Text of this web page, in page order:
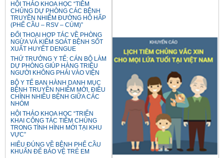
HỘI THẢO KHOA HỌC “TIÊM
CHỦNG DỰ PHÒNG CÁC BỆNH
TRUYỀN NHIỄM ĐƯỜNG HÔ HẤP
(PHẾ CẦU – RSV – CÚM)”
ĐỐI THOẠI HỢP TÁC VỀ PHÒNG
NGỪA VÀ KIỂM SOÁT BỆNH SỐT
XUẤT HUYẾT DENGUE
THỨ TRƯỞNG Y TẾ: CÁN BỘ LÀM
DỰ PHÒNG GIÚP HÀNG TRIỆU
NGƯỜI KHÔNG PHẢI VÀO VIỆN
BỘ Y TẾ BAN HÀNH DANH MỤC
BỆNH TRUYỀN NHIỄM MỚI, ĐIỀU
CHỈNH NHIỀU BỆNH GIỮA CÁC
NHÓM
HỘI THẢO KHOA HỌC “TRIỂN
KHAI CÔNG TÁC TIÊM CHỦNG
TRONG TÌNH HÌNH MỚI TẠI KHU
VỰC”
HIỂU ĐÚNG VỀ BỆNH PHẾ CẦU
KHUẨN ĐỂ BẢO VỆ TRẺ EM